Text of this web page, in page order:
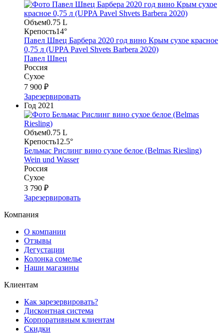
Объем0.75 L
Крепость14°
Павел Швец Барбера 2020 год вино Крым сухое красное
0,75 л (UPPA Pavel Shvets Barbera 2020)
Павел Швец
Россия
Сухое
7 900 ₽
Зарезервировать
Год 2021
Объем0.75 L
Крепость12.5°
Бельмас Рислинг вино сухое белое (Belmas Riesling)
Wein und Wasser
Россия
Сухое
3 790 ₽
Зарезервировать
Компания
О компании
Отзывы
Дегустации
Колонка сомелье
Наши магазины
Клиентам
Как зарезервировать?
Дисконтная система
Корпоративным клиентам
Скидки